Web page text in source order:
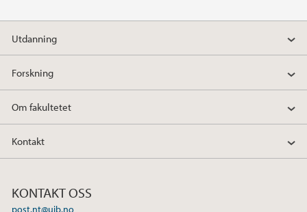
Utdanning
Forskning
Om fakultetet
Kontakt
KONTAKT OSS
post.nt@uib.no